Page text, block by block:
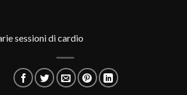
sessioni di cardio